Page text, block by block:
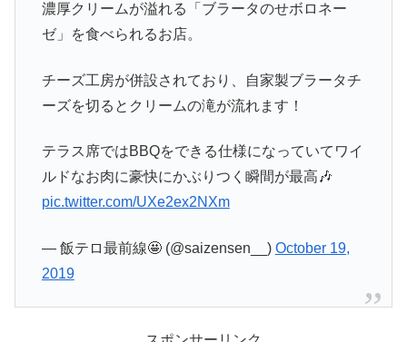
濃厚クリームが溢れる「ブラータのせボロネー
ゼ」を食べられるお店。
チーズ工房が併設されており、自家製ブラータチ
ーズを切るとクリームの滝が流れます！
テラス席ではBBQをできる仕様になっていてワイ
ルドなお肉に豪快にかぶりつく瞬間が最高🎶
pic.twitter.com/UXe2ex2NXm
— 飯テロ最前線🤩 (@saizensen__) October 19,
2019